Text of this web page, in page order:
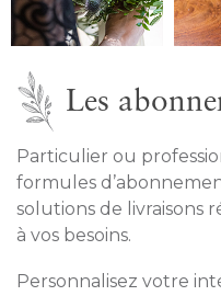
Les
Particulier ou
formules
solutions de livraisons
à vos besoins.
Personnalisez votre